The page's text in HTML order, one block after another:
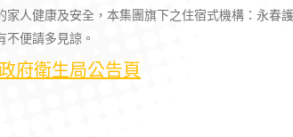
家人健康及安全，本集團旗下之住宿式機構：永
不便請多見諒。
府衛生局公告頁